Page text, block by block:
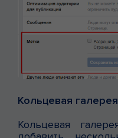
Кольцевая
Кольцевая